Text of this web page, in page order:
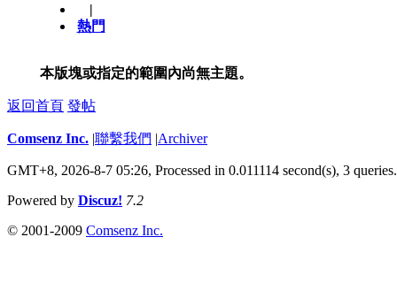
|
熱門
本版塊或指定的範圍內尚無主題。
返回首頁 發帖
Comsenz Inc. |聯繫我們 |Archiver
GMT+8, 2026-8-7 05:26, Processed in 0.011114 second(s), 3 queries.
Powered by Discuz! 7.2
© 2001-2009 Comsenz Inc.